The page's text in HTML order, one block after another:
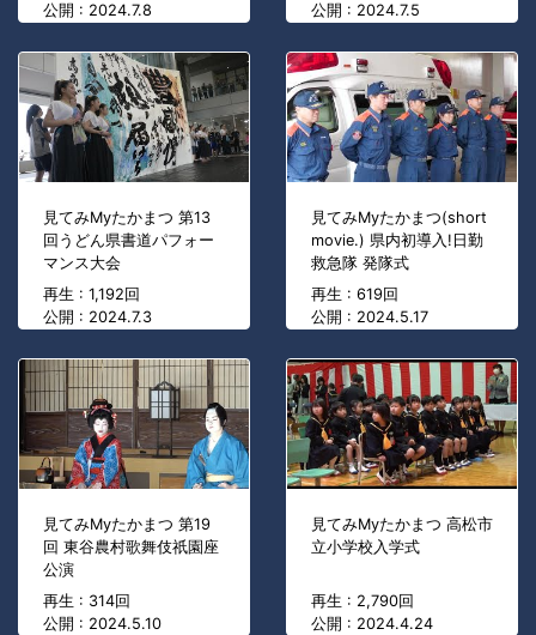
公開 : 2024.7.8
公開 : 2024.7.5
見てみMyたかまつ 第13
回うどん県書道パフォー
マンス大会
再生 : 1,192回
公開 : 2024.7.3
見てみMyたかまつ(short
movie.) 県内初導入!日勤
救急隊 発隊式
再生 : 619回
公開 : 2024.5.17
見てみMyたかまつ 第19
回 東谷農村歌舞伎祇園座
公演
再生 : 314回
公開 : 2024.5.10
見てみMyたかまつ 高松市
立小学校入学式
再生 : 2,790回
公開 : 2024.4.24